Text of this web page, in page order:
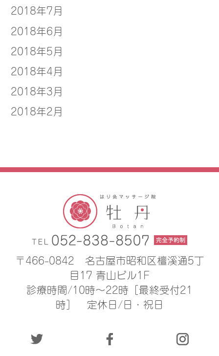
2018年7月
2018年6月
2018年5月
2018年4月
2018年3月
2018年2月
〒466-0842
名古屋市昭和区檀溪通5丁
目17 青山ビル1F
診療時間/10時〜22時［最終受付21
時］
定休日/日・祝日